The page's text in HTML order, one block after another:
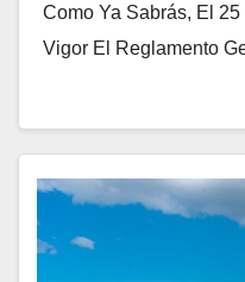
Como Ya Sabrás, El
Vigor El Reglamento